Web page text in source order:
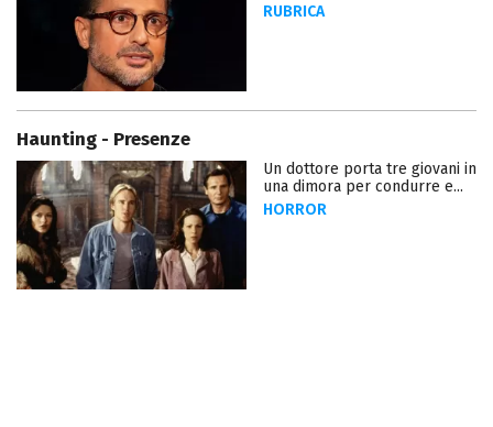
RUBRICA
Haunting - Presenze
Un dottore porta tre giovani in
una dimora per condurre e...
HORROR